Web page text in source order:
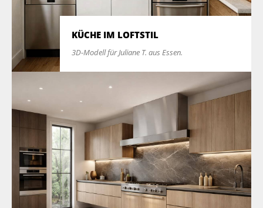
KÜCHE IM LOFTSTIL
3D-Modell für Juliane T. aus Essen.